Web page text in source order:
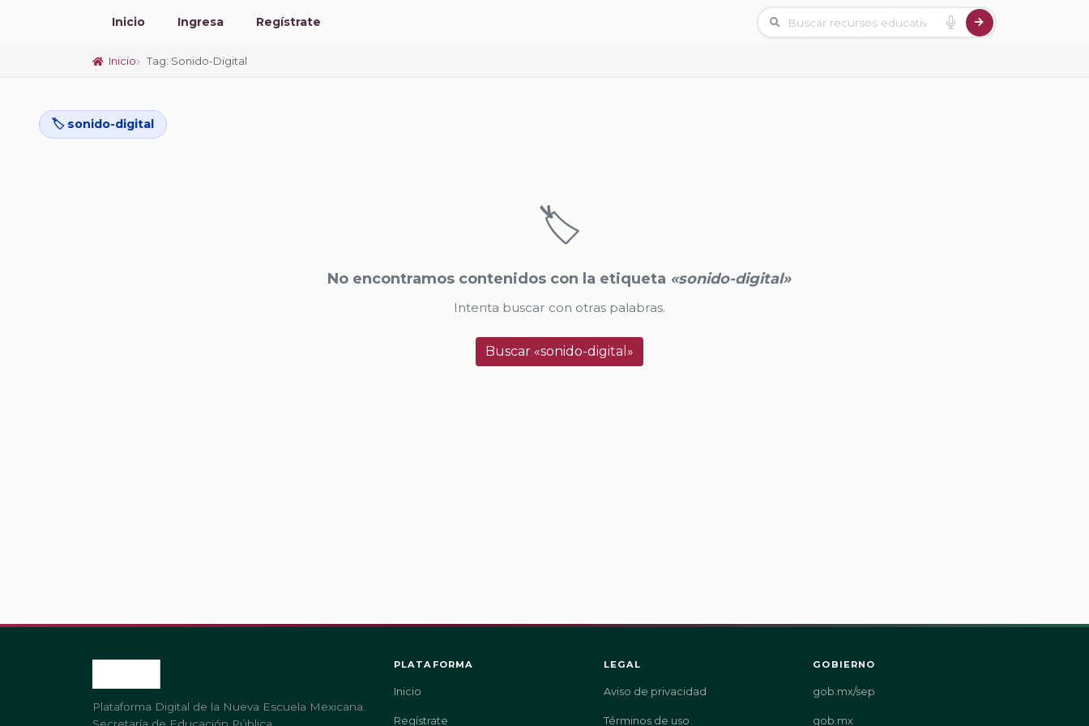
Inicio Ingresa Regístrate
Inicio Tag: Sonido-Digital
🏷️ sonido-digital
🏷️
No encontramos contenidos con la etiqueta «sonido-digital»
Intenta buscar con otras palabras.
Buscar «sonido-digital»
Plataforma Digital de la Nueva Escuela Mexicana.
PLATAFORMA
Inicio
Regístrate
LEGAL
Aviso de privacidad
Términos de uso
GOBIERNO
gob.mx/sep
gob.mx